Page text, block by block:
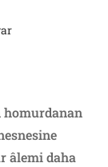
homurdanan
âlemi daha